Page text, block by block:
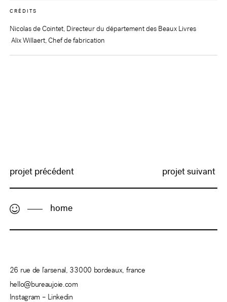
CRÉDITS
Nicolas de Cointet, Directeur du département des Beaux Livres
Alix Willaert, Chef de fabrication
projet précédent projet suivant
home
26 rue de l’arsenal, 33000 bordeaux, france
hello@bureaujoie.com
Instagram – Linkedin